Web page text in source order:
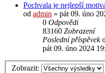
Pochvala je nejlepší
od admin » pát 09. úno
0 Odpovědi
83160 Zobrazení
Poslední příspěvek
pát 09. úno 2024
Zobrazit: